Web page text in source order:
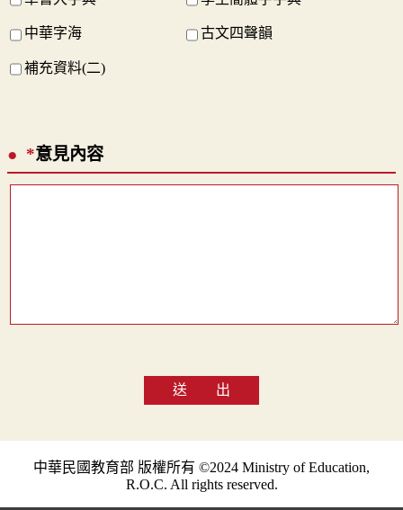
中華字海 古文四聲韻
補充資料(二)
*意見內容
送 出
中華民國教育部 版權所有 ©2024 Ministry of Education,
R.O.C. All rights reserved.